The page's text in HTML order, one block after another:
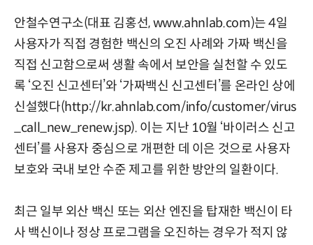
안철수연구소(대표 김홍선, www.ahnlab.com)는 4일
사용자가 직접 경험한 백신의 오진 사례와 가짜 백신을
직접 신고함으로써 생활 속에서 보안을 실천할 수 있도
록 ‘오진 신고센터’와 ‘가짜백신 신고센터’를 온라인 상에
신설했다(http://kr.ahnlab.com/info/customer/virus
_call_new_renew.jsp). 이는 지난 10월 ‘바이러스 신고
센터’를 사용자 중심으로 개편한 데 이은 것으로 사용자
보호와 국내 보안 수준 제고를 위한 방안의 일환이다.
최근 일부 외산 백신 또는 외산 엔진을 탑재한 백신이 타
사 백신이나 정상 프로그램을 오진하는 경우가 적지 않